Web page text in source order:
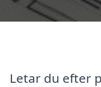
Letar du efter